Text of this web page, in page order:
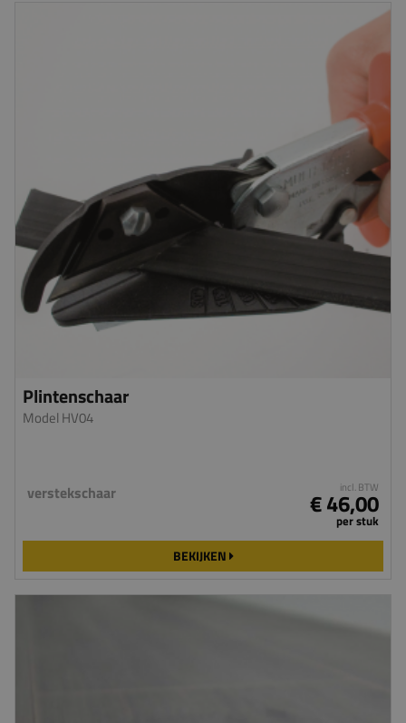
Plintenschaar
Model HV04
verstekschaar incl. BTW
€ 46,00
per stuk
BEKIJKEN